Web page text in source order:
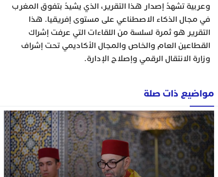
وعربية تشهدُ إصدار هذا التقرير، الذي يشيدُ بتفوق المغرب
في مجال الذكاء الاصطناعي على مستوى إفريقيا. هذا
التقرير هو ثمرة لسلسة من اللقاءات التي عرفت إشراك
القطاعين العام والخاص والمجال الأكاديمي تحت إشراف
وزارة الانتقال الرقمي وإصلاح الإدارة.
مواضيع ذات صلة